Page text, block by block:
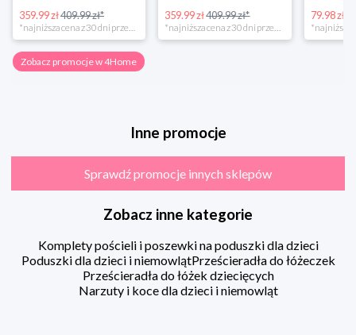
359.99 zł409.99 zł* 359.99 zł409.99 zł* 79.98 zł
Zobacz promocje w 4Home
Inne promocje
Sprawdź promocje innych sklepów
Zobacz inne kategorie
Komplety pościeli i poszewki na poduszki dla dzieci
Poduszki dla dzieci i niemowlątPrześcieradła do łóżeczek
Prześcieradła do łóżek dziecięcych
Narzuty i koce dla dzieci i niemowląt